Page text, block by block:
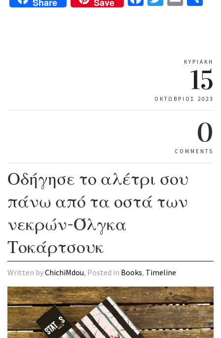
ΚΥΡΙΑΚΉ
15
ΟΚΤΏΒΡΙΟΣ 2023
0
COMMENTS
Οδήγησε το αλέτρι σου
πάνω από τα οστά των
νεκρών-Όλγκα
Τοκάρτσουκ
Written byChichiMdou, Posted in Books, Timeline